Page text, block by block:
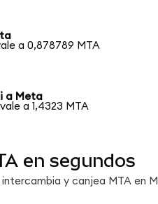
a 0,878789 MTA
a Meta
a 1,4323 MTA
en segundos
intercambia y canjea MTA en